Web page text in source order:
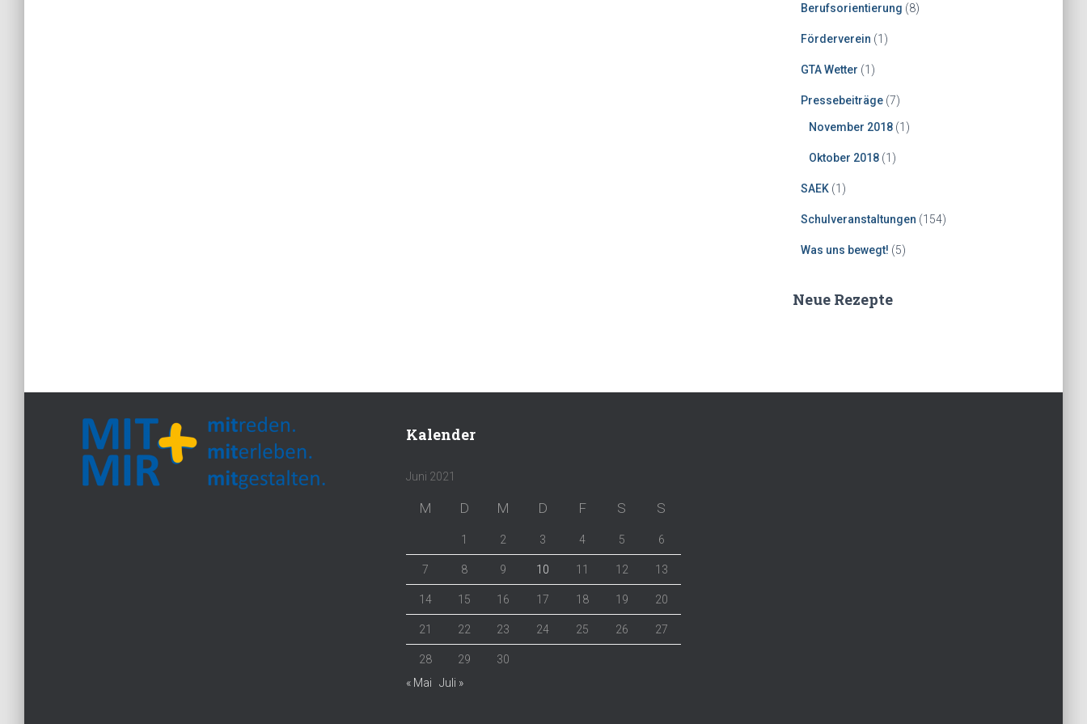
Berufsorientierung (8)
Förderverein (1)
GTA Wetter (1)
Pressebeiträge(7)
November 2018(1)
Oktober 2018(1)
SAEK(1)
Schulveranstaltungen (154)
Was uns bewegt! (5)
Neue Rezepte
Kalender
Juni 2021
M D M D F S S
1 2 3 4 5 6
7 8 9 10 11 12 13
14 15 16 17 18 19 20
21 22 23 24 25 26 27
28 29
30
« Mai
Juli »